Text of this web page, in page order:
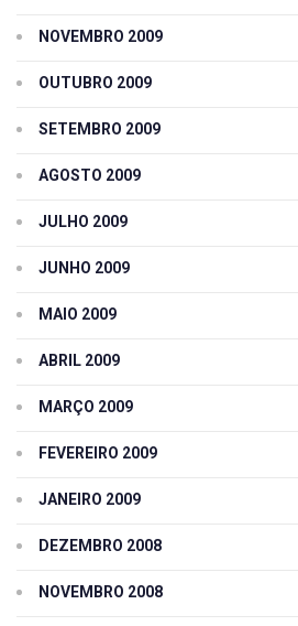
NOVEMBRO 2009
OUTUBRO 2009
SETEMBRO 2009
AGOSTO 2009
JULHO 2009
JUNHO 2009
MAIO 2009
ABRIL 2009
MARÇO 2009
FEVEREIRO 2009
JANEIRO 2009
DEZEMBRO 2008
NOVEMBRO 2008